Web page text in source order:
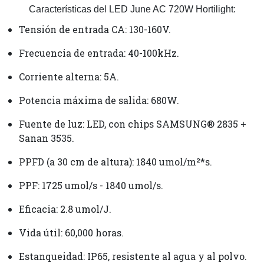
Características del LED June AC 720W Hortilight:
Tensión de entrada CA: 130-160V.
Frecuencia de entrada: 40-100kHz.
Corriente alterna: 5A.
Potencia máxima de salida: 680W.
Fuente de luz: LED, con chips SAMSUNG® 2835 +
Sanan 3535.
PPFD (a 30 cm de altura): 1840 umol/m²*s.
PPF: 1725 umol/s - 1840 umol/s.
Eficacia: 2.8 umol/J.
Vida útil: 60,000 horas.
Estanqueidad: IP65, resistente al agua y al polvo.